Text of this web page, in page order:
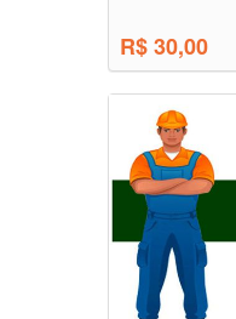
R$ 30,00